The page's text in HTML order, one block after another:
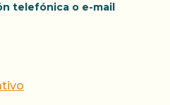
telefónica o e-mail